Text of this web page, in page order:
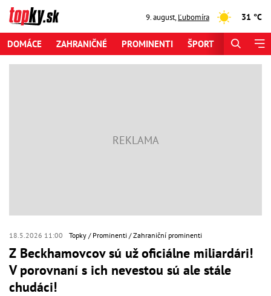
9. august,Ľubomíra 31 °C
DOMÁCE ZAHRANIČNÉ PROMINENTI ŠPORT
18.5.2026 11:00 Topky Prominenti Zahraniční prominenti
Z Beckhamovcov sú už oficiálne miliardári!
V porovnaní s ich nevestou sú ale stále
chudáci!